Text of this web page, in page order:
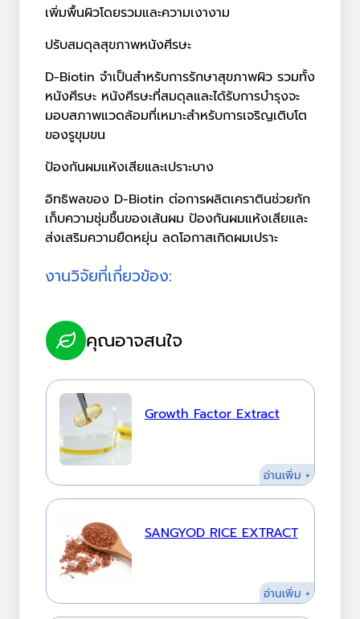
เพิ่มพื้นผิวโดยรวมและความเงางาม
ปรับสมดุลสุขภาพหนังศีรษะ
D-Biotin จำเป็นสำหรับการรักษาสุขภาพผิว รวมทั้ง
หนังศีรษะ หนังศีรษะที่สมดุลและได้รับการบำรุงจะ
มอบสภาพแวดล้อมที่เหมาะสำหรับการเจริญเติบโต
ของรูขุมขน
ป้องกันผมแห้งเสียและเปราะบาง
อิทธิพลของ D-Biotin ต่อการผลิตเคราตินช่วยกัก
เก็บความชุ่มชื้นของเส้นผม ป้องกันผมแห้งเสียและ
ส่งเสริมความยืดหยุ่น ลดโอกาสเกิดผมเปราะ
งานวิจัยที่เกี่ยวข้อง:
คุณอาจสนใจ
อ่านเพิ่ม +
Factor
Growth Factor Extract
อ่านเพิ่ม +:
SANGYOD RICE EXTRACT